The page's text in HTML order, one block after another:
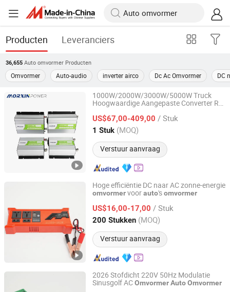
Producten Leveranciers
36,655 Auto omvormer Producten
Omvormer Auto-audio inverter airco Dc Ac Omvormer DC
1000W/2000W/3000W/5000W Truck
Hoogwaardige Aangepaste Converter RV
Omvormer
US$67,00-409,00 / Stuk
1 Stuk (MOQ)
Verstuur aanvraag
Changzhou Maoxin New Energy Co., Ltd.
Jiangsu, China Sinds 2025
Hoge efficiëntie DC naar AC zonne-energie
omvormervoorauto'somvormer
US$16,00-17,00 / Stuk
200 Stukken (MOQ)
Verstuur aanvraag
Zhongshan Juneng Jiu Technology Co.,Ltd
Guangdong, China Sinds 2025
2026 Stofdicht 220V 50Hz Modulatie
Sinusgolf ACOmvormerAutoOmvormer
Zhongshan Juneng Jiu Technology Co.,Ltd